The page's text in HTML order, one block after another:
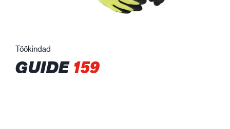
Töökindad
GUIDE159